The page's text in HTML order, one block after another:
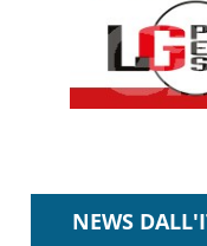
NEWS